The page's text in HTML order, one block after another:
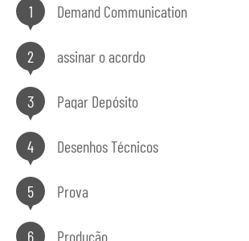
1 Demand Communication
2 assinar o acordo
3 Pagar Depósito
4 Desenhos Técnicos
5 Prova
6 Produção